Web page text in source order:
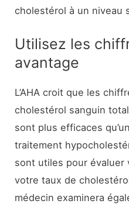
cholestérol à un niveau
Utilisez les
avantage
L’AHA croit que les
cholestérol sanguin
sont plus efficaces
traitement
sont utiles pour évaluer
votre taux de
médecin examinera